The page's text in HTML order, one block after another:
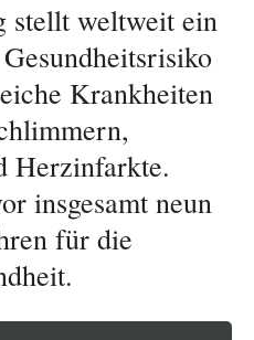
stellt weltweit ein
Krankheiten
Herzinfarkte.
insgesamt neun
für die